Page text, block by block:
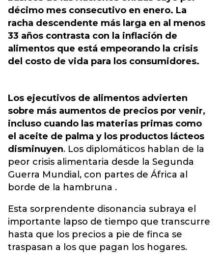
décimo mes consecutivo en enero. La
racha descendente más larga en al menos
33 años contrasta con la inflación de
alimentos que está empeorando la crisis
del costo de vida para los consumidores.
Los ejecutivos de alimentos advierten
sobre más aumentos de precios por venir,
incluso cuando las materias primas como
el aceite de palma y los productos lácteos
disminuyen. Los diplomáticos hablan de la
peor crisis alimentaria desde la Segunda
Guerra Mundial, con partes de África al
borde de la hambruna .
Esta sorprendente disonancia subraya el
importante lapso de tiempo que transcurre
hasta que los precios a pie de finca se
traspasan a los que pagan los hogares.